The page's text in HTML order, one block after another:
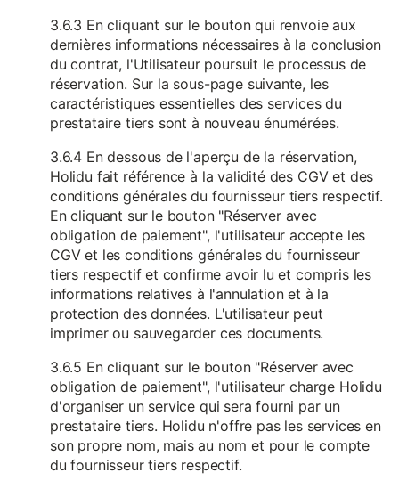
3.6.3 En cliquant sur le bouton qui renvoie aux
dernières informations nécessaires à la conclusion
du contrat, l'Utilisateur poursuit le processus de
réservation. Sur la sous-page suivante, les
caractéristiques essentielles des services du
prestataire tiers sont à nouveau énumérées.
3.6.4 En dessous de l'aperçu de la réservation,
Holidu fait référence à la validité des CGV et des
conditions générales du fournisseur tiers respectif.
En cliquant sur le bouton "Réserver avec
obligation de paiement", l'utilisateur accepte les
CGV et les conditions générales du fournisseur
tiers respectif et confirme avoir lu et compris les
informations relatives à l'annulation et à la
protection des données. L'utilisateur peut
imprimer ou sauvegarder ces documents.
3.6.5 En cliquant sur le bouton "Réserver avec
obligation de paiement", l'utilisateur charge Holidu
d'organiser un service qui sera fourni par un
prestataire tiers. Holidu n'offre pas les services en
son propre nom, mais au nom et pour le compte
du fournisseur tiers respectif.